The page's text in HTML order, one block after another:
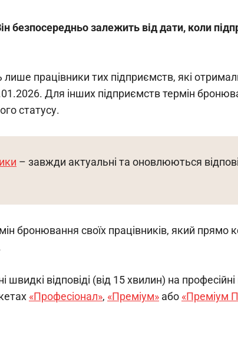
безпосередньо залежить від дати, коли
працівники тих підприємств, які
Для інших підприємств термін
статусу.
– завжди актуальні та оновлюються
бронювання своїх працівників, який прямо
швидкі відповіді (від 15 хвилин) на
«Професіонал», «Преміум» або «Преміум